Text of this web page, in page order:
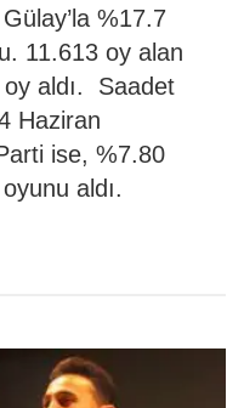
%17.7
11.613 oy alan
oy aldı. Saadet
Haziran
ise, %7.80
aldı.